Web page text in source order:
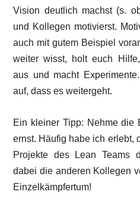
Vision deutlich machst (s.
und Kollegen motivierst.
auch mit gutem Beispiel
weiter wisst, holt euch
aus und macht
auf, dass es weitergeht.
Ein kleiner Tipp: Nehme die
ernst. Häufig habe ich erlebt,
Projekte des Lean Teams
dabei die anderen Kollegen
Einzelkämpfertum!